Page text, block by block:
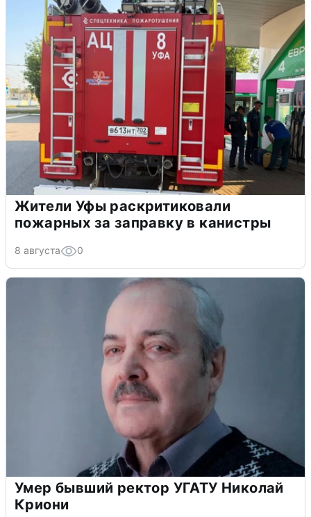
Жители Уфы раскритиковали
пожарных за заправку в канистры
8 августа 0
Умер бывший ректор УГАТУ Николай
Криони